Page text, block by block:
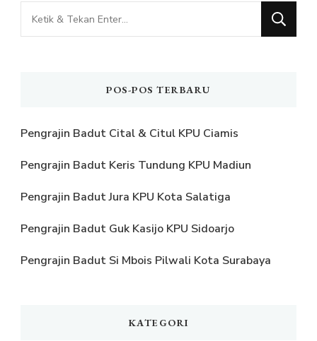
Mencari
Sesuatu?
POS-POS TERBARU
Pengrajin Badut Cital & Citul KPU Ciamis
Pengrajin Badut Keris Tundung KPU Madiun
Pengrajin Badut Jura KPU Kota Salatiga
Pengrajin Badut Guk Kasijo KPU Sidoarjo
Pengrajin Badut Si Mbois Pilwali Kota Surabaya
KATEGORI